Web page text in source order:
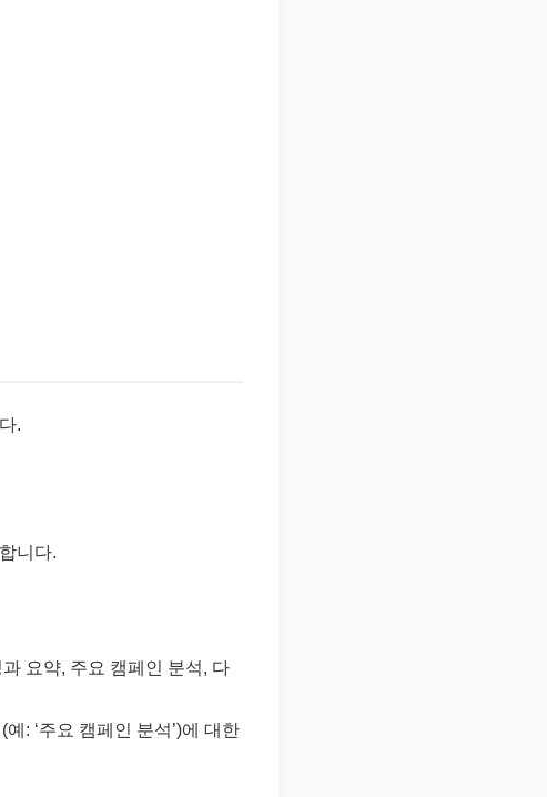
.
니다.
요약, 주요 캠페인 분석, 다
: ‘주요 캠페인 분석’)에 대한